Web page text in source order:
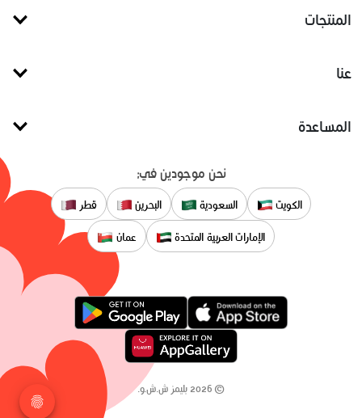
المنتجات
عنا
المساعدة
نحن موجودين في:
الكويت السعودية البحرين قطر
الإمارات العربية المتحدة عمان
©
2026 بليمز ش.ش.و.